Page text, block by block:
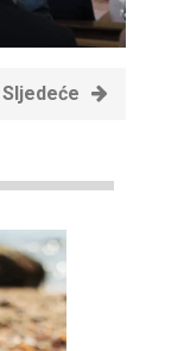
Sljedeće